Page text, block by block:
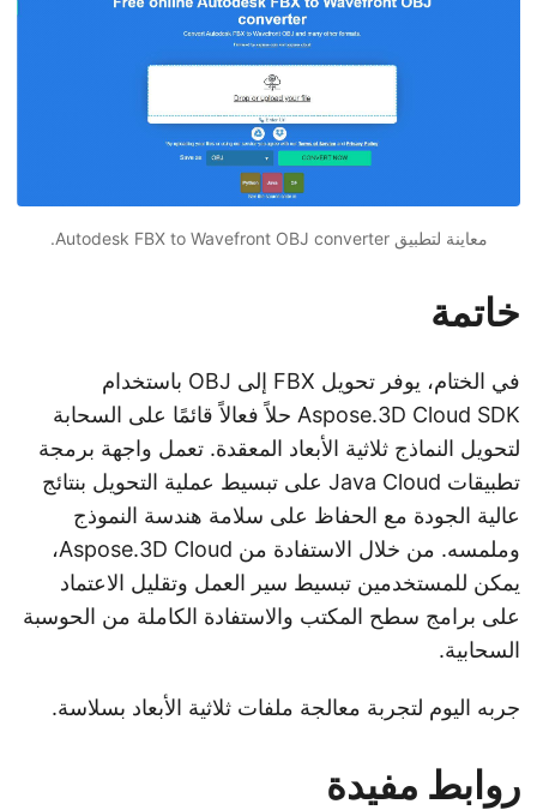
معاينة لتطبيق Autodesk FBX to Wavefront OBJ converter.
خاتمة
في الختام، يوفر تحويل FBX إلى OBJ باستخدام
Aspose.3D Cloud SDK حلاً فعالاً قائمًا على السحابة
لتحويل النماذج ثلاثية الأبعاد المعقدة. تعمل واجهة برمجة
تطبيقات Java Cloud على تبسيط عملية التحويل بنتائج
عالية الجودة مع الحفاظ على سلامة هندسة النموذج
وملمسه. من خلال الاستفادة من Aspose.3D Cloud،
يمكن للمستخدمين تبسيط سير العمل وتقليل الاعتماد
على برامج سطح المكتب والاستفادة الكاملة من الحوسبة
السحابية.
جربه اليوم لتجربة معالجة ملفات ثلاثية الأبعاد بسلاسة.
روابط مفيدة